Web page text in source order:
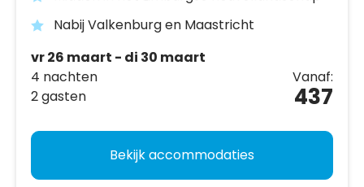
Nabij Valkenburg en Maastricht
vr 26 maart - di 30 maart
4 nachten
2 gasten
Vanaf:
437
Bekijk accommodaties